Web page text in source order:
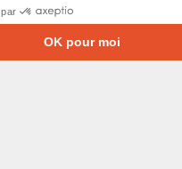
OK pour moi